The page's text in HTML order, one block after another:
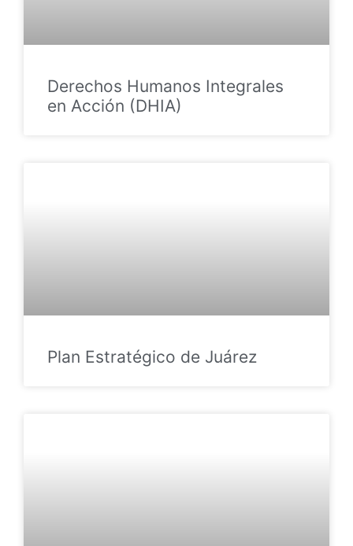
Derechos Humanos Integrales
en Acción (DHIA)
Plan Estratégico de Juárez